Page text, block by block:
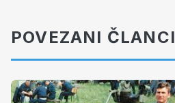
POVEZANI ČLANCI